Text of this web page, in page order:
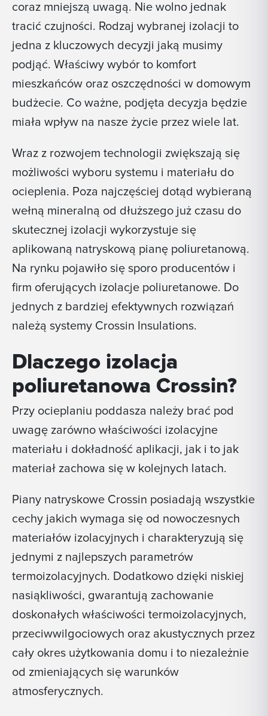
coraz mniejszą uwagą. Nie wolno jednak
tracić czujności. Rodzaj wybranej izolacji to
jedna z kluczowych decyzji jaką musimy
podjąć. Właściwy wybór to komfort
mieszkańców oraz oszczędności w domowym
budżecie. Co ważne, podjęta decyzja będzie
miała wpływ na nasze życie przez wiele lat.
Wraz z rozwojem technologii zwiększają się
możliwości wyboru systemu i materiału do
ocieplenia. Poza najczęściej dotąd wybieraną
wełną mineralną od dłuższego już czasu do
skutecznej izolacji wykorzystuje się
aplikowaną natryskową pianę poliuretanową.
Na rynku pojawiło się sporo producentów i
firm oferujących izolacje poliuretanowe. Do
jednych z bardziej efektywnych rozwiązań
należą systemy Crossin Insulations.
Dlaczego izolacja
poliuretanowa Crossin?
Przy ocieplaniu poddasza należy brać pod
uwagę zarówno właściwości izolacyjne
materiału i dokładność aplikacji, jak i to jak
materiał zachowa się w kolejnych latach.
Piany natryskowe Crossin posiadają wszystkie
cechy jakich wymaga się od nowoczesnych
materiałów izolacyjnych i charakteryzują się
jednymi z najlepszych parametrów
termoizolacyjnych. Dodatkowo dzięki niskiej
nasiąkliwości, gwarantują zachowanie
doskonałych właściwości termoizolacyjnych,
przeciwwilgociowych oraz akustycznych przez
cały okres użytkowania domu i to niezależnie
od zmieniających się warunków
atmosferycznych.